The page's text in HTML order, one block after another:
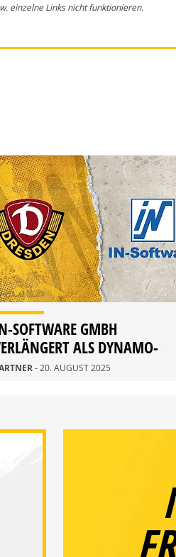
einzelne Links nicht funktionieren.
SOFTWARE GMBH
ALS DYNAMO-
- 20. AUGUST 2025